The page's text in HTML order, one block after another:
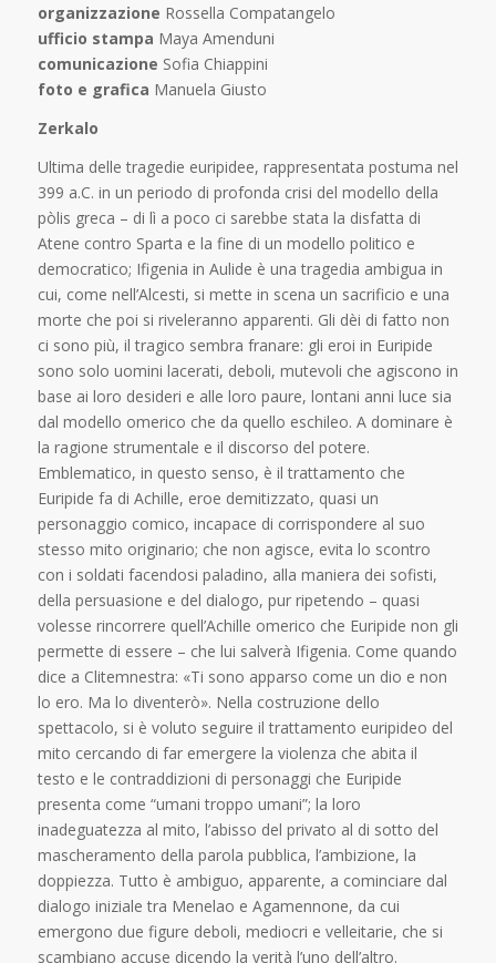
organizzazione Rossella Compatangelo
ufficio stampa Maya Amenduni
comunicazione Sofia Chiappini
foto e grafica Manuela Giusto
Zerkalo
Ultima delle tragedie euripidee, rappresentata postuma nel
399 a.C. in un periodo di profonda crisi del modello della
pòlis greca – di lì a poco ci sarebbe stata la disfatta di
Atene contro Sparta e la fine di un modello politico e
democratico; Ifigenia in Aulide è una tragedia ambigua in
cui, come nell’Alcesti, si mette in scena un sacrificio e una
morte che poi si riveleranno apparenti. Gli dèi di fatto non
ci sono più, il tragico sembra franare: gli eroi in Euripide
sono solo uomini lacerati, deboli, mutevoli che agiscono in
base ai loro desideri e alle loro paure, lontani anni luce sia
dal modello omerico che da quello eschileo. A dominare è
la ragione strumentale e il discorso del potere.
Emblematico, in questo senso, è il trattamento che
Euripide fa di Achille, eroe demitizzato, quasi un
personaggio comico, incapace di corrispondere al suo
stesso mito originario; che non agisce, evita lo scontro
con i soldati facendosi paladino, alla maniera dei sofisti,
della persuasione e del dialogo, pur ripetendo – quasi
volesse rincorrere quell’Achille omerico che Euripide non gli
permette di essere – che lui salverà Ifigenia. Come quando
dice a Clitemnestra: «Ti sono apparso come un dio e non
lo ero. Ma lo diventerò». Nella costruzione dello
spettacolo, si è voluto seguire il trattamento euripideo del
mito cercando di far emergere la violenza che abita il
testo e le contraddizioni di personaggi che Euripide
presenta come “umani troppo umani”; la loro
inadeguatezza al mito, l’abisso del privato al di sotto del
mascheramento della parola pubblica, l’ambizione, la
doppiezza. Tutto è ambiguo, apparente, a cominciare dal
dialogo iniziale tra Menelao e Agamennone, da cui
emergono due figure deboli, mediocri e velleitarie, che si
scambiano accuse dicendo la verità l’uno dell’altro.